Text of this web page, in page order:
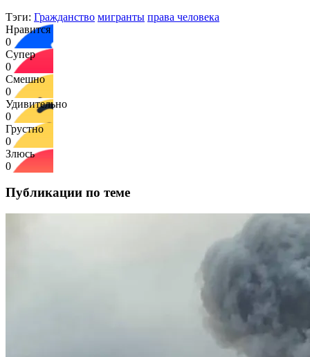
Тэги: Гражданство мигранты права человека
Нравится
0
Супер
0
Смешно
0
Удивительно
0
Грустно
0
Злюсь
0
Публикации по теме